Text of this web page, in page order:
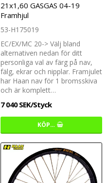
21x1,60 GASGAS 04-19
Framhjul
53-H175019
EC/EX/MC 20-> Välj bland
alternativen nedan för ditt
personliga val av färg på nav,
fälg, ekrar och nipplar. Framjulet
har Haan nav för 1 bromsskiva
och är komplett…
7 040 SEK/Styck
KÖP…